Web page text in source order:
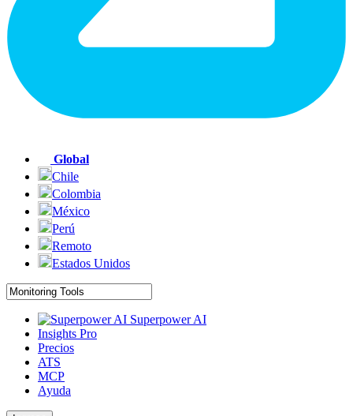
Global
Chile
Colombia
México
Perú
Remoto
Estados Unidos
Superpower AI
Insights Pro
Precios
ATS
MCP
Ayuda